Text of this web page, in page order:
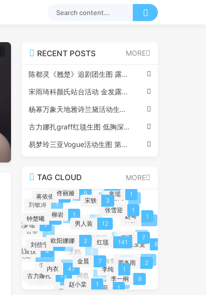
RECENT POSTS MORE
陈都灵《翘楚》追剧团生图 露肩抹胸玫瑰红裙390p
宋雨琦科颜氏站台活动 金发露脐怼脸生图22p
杨幂万象天地雅诗兰黛活动生图 正红色礼服285p
古力娜扎graff红毯生图 低胸深V高开叉高跟小黑裙90P
易梦玲三亚Vogue活动生图 第二套油画公主造型114p
TAG CLOUD MORE
张雪迎 1
宋轶 3
男人装 12
红毯 141
程潇 7
赵粤 1
童瑶 1
舞蹈生日记
佟丽娅
6
柳岩 1
欧阳娜娜 2
金晨
7
李纯
1
周冬雨 2
王玉雯 8
体操 10
张艺凡 6
蒋依依
1
钟楚曦 8
刘些宁 1
内衣 47
赵小棠 1
童菲
李一桐 9
赵露思 18
张俪
张雨绮 3
热依扎
徐若晗
1
刘敏涛
1
奚梦瑶 1
吴宣仪
古力娜扎 13
秦岚 5 杨幂 21
韩雪
杨超越
白百何 2
宋祖儿
3
曾黎
1
美足 169
许杨玉琢
1
唐艺昕
周也 4
王鸥 3
林允 4
李小冉